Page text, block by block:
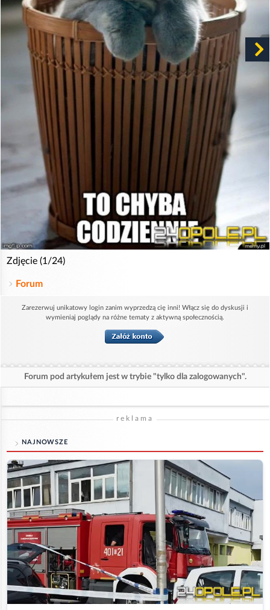
Zdjęcie (1/24)
Forum
Zarezerwuj unikatowy login zanim wyprzedzą cię inni! Włącz się do dyskusji i
wymieniaj poglądy na różne tematy z aktywną społecznością.
Forum pod artykułem jest w trybie "tylko dla zalogowanych".
reklama
NAJNOWSZE